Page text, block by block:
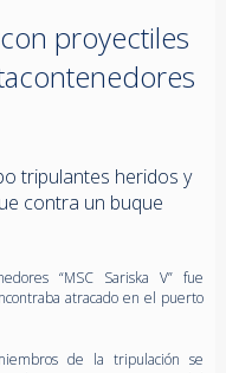
proyectiles
tripulantes heridos y
contra un buque
“MSC Sariska V” fue
atracado en el puerto
de la tripulación se